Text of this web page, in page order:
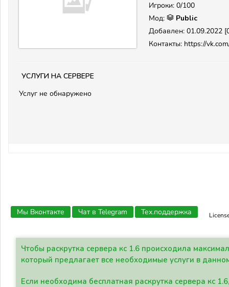
Игроки: 0/100
Мод:
Public
Добавлен: 01.09.2022
Контакты: https://
Услуги на сервере
Услуг не обнаружено
Мы Вконтакте Чат в Telegram Тех.поддержка
Чтобы раскрутка сервера кс 1.6 происходила
который предлагает все необходимые услуги в
Если необходима бесплатная раскрутка сервера кс